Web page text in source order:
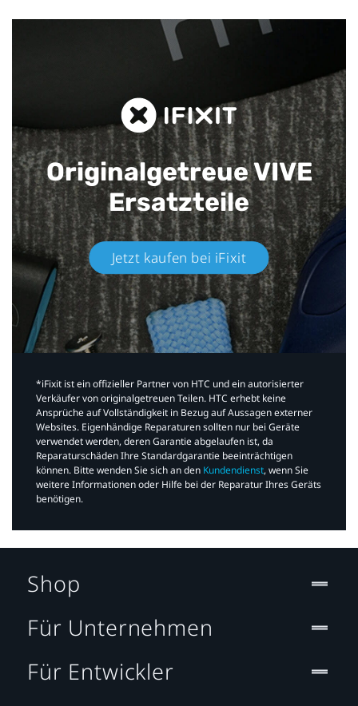
Originalgetreue VIVE
Ersatzteile
Jetzt kaufen bei iFixit​
*iFixit ist ein offizieller Partner von HTC und ein autorisierter
Verkäufer von originalgetreuen Teilen. HTC erhebt keine
Ansprüche auf Vollständigkeit in Bezug auf Aussagen externer
Websites. Eigenhändige Reparaturen sollten nur bei Geräte
verwendet werden, deren Garantie abgelaufen ist, da
Reparaturschäden Ihre Standardgarantie beeinträchtigen
können. Bitte wenden Sie sich an den Kundendienst, wenn Sie
weitere Informationen oder Hilfe bei der Reparatur Ihres Geräts
benötigen.​
Shop
Für Unternehmen
Für Entwickler